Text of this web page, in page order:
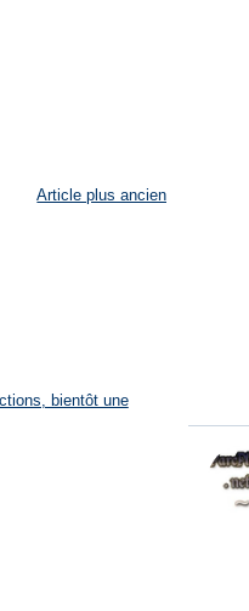
Article plus ancien
bientôt une